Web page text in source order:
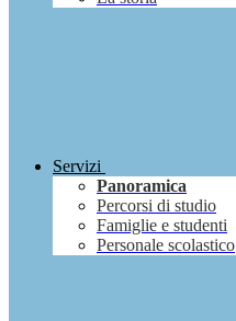
Servizi
Panoramica
Percorsi di studio
Famiglie e studenti
Personale scolastico